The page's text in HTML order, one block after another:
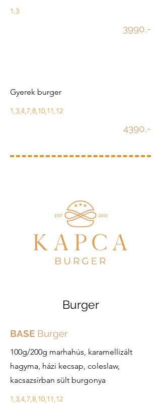
1,3
3990,-
Gyerek burger
1,3,4,7,8,10,11,12
4390,-
Burger
BASE Burger
100g/200g marhahús, karamellizált
hagyma, házi kecsap, coleslaw,
kacsazsírban sült burgonya
1,3,4,7,8,10,11,12